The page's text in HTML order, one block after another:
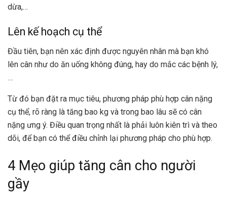
dừa,…
Lên kế hoạch cụ thể
Đầu tiên, bạn nên xác định được nguyên nhân mà bạn khó
lên cân như do ăn uống không đúng, hay do mắc các bệnh lý,
…
Từ đó bạn đặt ra mục tiêu, phương pháp phù hợp cân nặng
cụ thể, rõ ràng là tăng bao kg và trong bao lâu sẽ có cân
nặng ưng ý. Điều quan trọng nhất là phải luôn kiên trì và theo
dõi, để bạn có thể điều chỉnh lại phương pháp cho phù hợp.
4 Mẹo giúp tăng cân cho người
gầy